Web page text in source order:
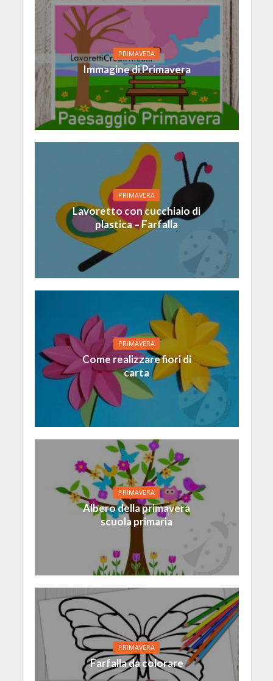
PRIMAVERA
Immagine di Primavera
PRIMAVERA
Lavoretto con cucchiaio di
plastica – Farfalla
PRIMAVERA
Come realizzare fiori di
carta
PRIMAVERA
Albero della primavera
scuola primaria
PRIMAVERA
Farfalla da colorare